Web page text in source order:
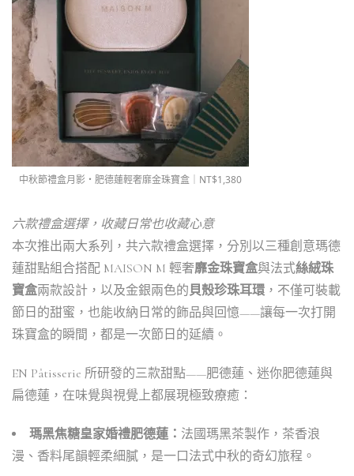
中秋節禮盒月影・肥德蓮輕奢靡金珠寶盒｜NT$1,380
六款禮盒選擇，收藏日常也收藏心意
本次推出兩大系列，共六款禮盒選擇，分別以三種創意瑪德
蓮甜點組合搭配 MAISON M 輕奢靡金珠寶盒與法式絲絨珠
寶盒兩款設計，以及金銀兩色的貝殼珍珠耳環 ，不僅可裝載
節日的甜蜜，也能收納日常的飾品與回憶——讓每一次打開
珠寶盒的瞬間，都是一次節日的延續。
EN Pâtisserie 所研發的三款甜點——肥德蓮、迷你肥德蓮與
扁德蓮，在味覺與視覺上都展現極致療癒：
瑪黑焦糖皇家婚禮肥德蓮： 法國瑪黑茶製作，茶香浪
漫、香料尾韻輕柔細膩，是一口法式中秋的奇幻旅程。